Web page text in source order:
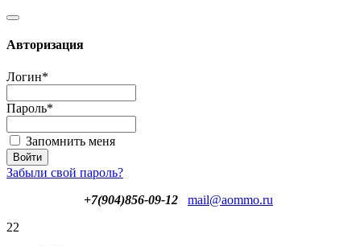
Авторизация
Логин*
Пароль*
Запомнить меня
Забыли свой пароль?
+7(904)856-09-12
mail@aommo.ru
22